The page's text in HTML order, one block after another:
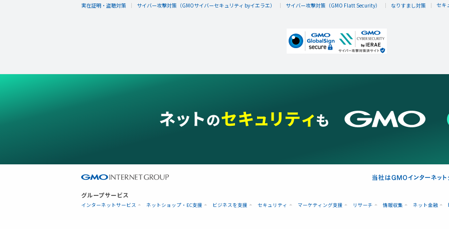
実在証明・盗聴対策
サイバー攻撃対策（GMOサイバーセキュリティ byイエラエ） サイバー攻撃対策（GMO Flatt Security） なりすまし対策 セキ
グループサービス
インターネットサービス ネットショップ・EC支援 ビジネスを支援 セキュリティ マーケティング支援 リサーチ 情報収集 ネット金融